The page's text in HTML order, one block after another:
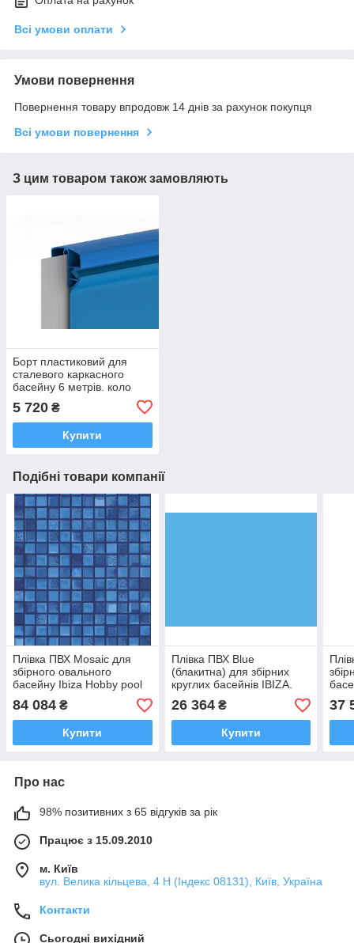
Всі умови оплати
Умови повернення
Повернення товару впродовж 14 днів за рахунок покупця
Всі умови повернення
З цим товаром також замовляють
Борт пластиковий для
сталевого каркасного
басейну 6 метрів. коло
5 720 ₴
Купити
Подібні товари компанії
Плівка ПВХ Mosaic для
збірного овального
басейну Ibiza Hobby pool
12 х 6 х 1.5 м
84 084 ₴
Купити
Плівка ПВХ Blue
(блакитна) для збірних
круглих басейнів IBIZA.
Hobby pool 4 х 1.5 м
26 364₴
Купити
х
37
Про нас
98% позитивних з 65 відгуків за рік
Працює з 15.09.2010
м. Київ
вул. Велика кільцева, 4 Н (Індекс 08131), Київ, Україна
Контакти
Сьогодні вихідний